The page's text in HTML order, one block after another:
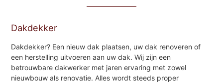
Dakdekker
Dakdekker? Een nieuw dak plaatsen, uw dak renoveren of
een herstelling uitvoeren aan uw dak. Wij zijn een
betrouwbare dakwerker met jaren ervaring met zowel
nieuwbouw als renovatie. Alles wordt steeds proper